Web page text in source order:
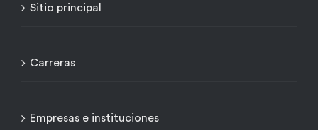
Sitio principal
Carreras
Empresas e instituciones